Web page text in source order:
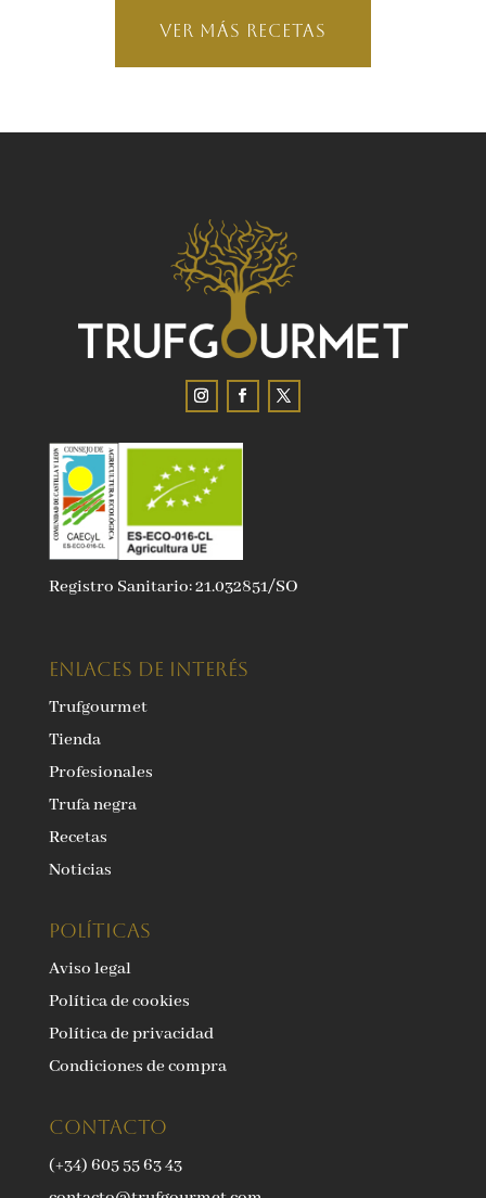
Ver MÁS RECETAS
Registro Sanitario: 21.032851/SO
ENLACES DE INTERÉS
Trufgourmet
Tienda
Profesionales
Trufa negra
Recetas
Noticias
Políticas
Aviso legal
Política de cookies
Política de privacidad
Condiciones de compra
Contacto
(+34) 605 55 63 43